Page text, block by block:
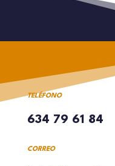
TELÉFONO
634 79 61 84
CORREO